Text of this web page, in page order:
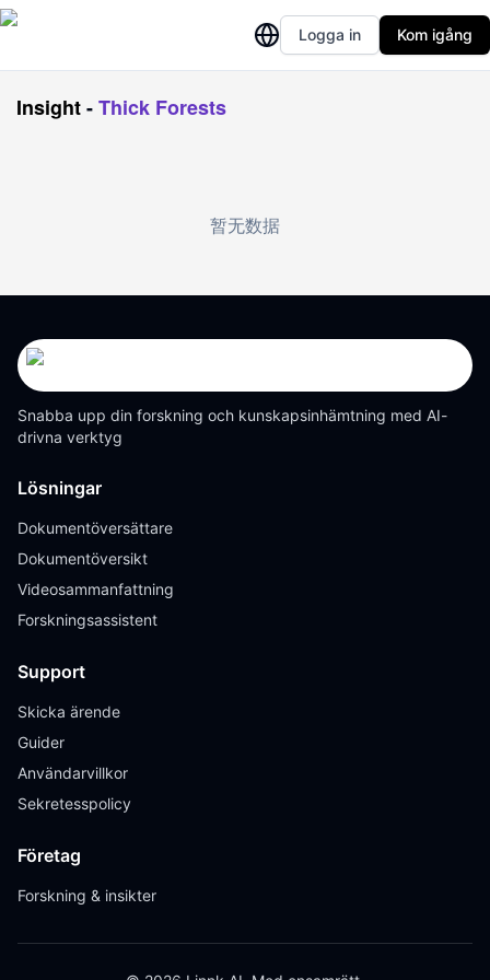
Logga in Kom igång
Insight-Thick Forests
暂无数据
Snabba upp din forskning och kunskapsinhämtning med AI-
drivna verktyg
Lösningar
Dokumentöversättare
Dokumentöversikt
Videosammanfattning
Forskningsassistent
Support
Skicka ärende
Guider
Användarvillkor
Sekretesspolicy
Företag
Forskning & insikter